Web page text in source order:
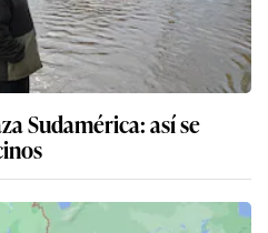
Sudamérica: así se